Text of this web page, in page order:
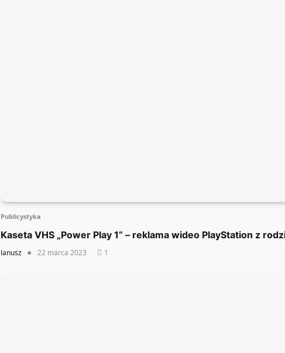
Publicystyka
Kaseta VHS „Power Play 1” – reklama wideo PlayStation z
Janusz 22 marca 2023 1